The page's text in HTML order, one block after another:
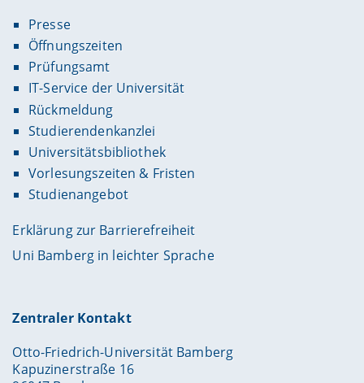
Presse
Öffnungszeiten
Prüfungsamt
IT-Service der Universität
Rückmeldung
Studierendenkanzlei
Universitätsbibliothek
Vorlesungszeiten & Fristen
Studienangebot
Erklärung zur Barrierefreiheit
Uni Bamberg in leichter Sprache
Zentraler Kontakt
Otto-Friedrich-Universität Bamberg
Kapuzinerstraße 16